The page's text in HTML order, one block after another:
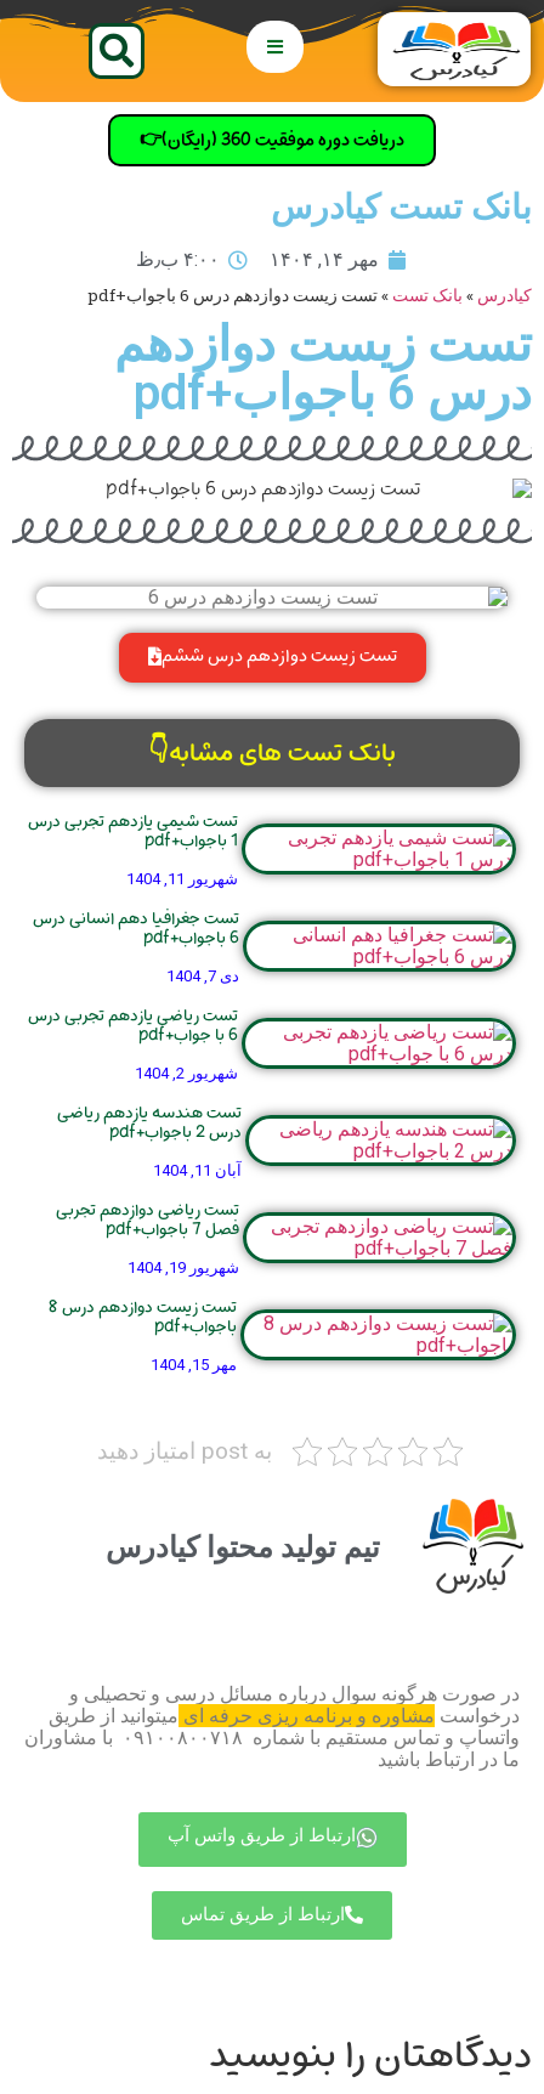
دریافت دوره موفقیت 360 (رایگان)👉
بانک تست کیادرس
مهر ۱۴, ۱۴۰۴ ۴:۰۰ ب٫ظ
کیادرس » بانک تست »تست زیست دوازدهم درس 6 باجواب+pdf
تست زیست دوازدهم
درس 6 باجواب+pdf
تست زیست دوازدهم درس ششم
بانک تست های مشابه👇
تست شیمی یازدهم تجربی درس
1 باجواب+pdf
شهریور 11, 1404
تست جغرافیا دهم انسانی درس
6 باجواب+pdf
دی 7, 1404
تست ریاضی یازدهم تجربی درس
6 با جواب+pdf
شهریور 2, 1404
تست هندسه یازدهم ریاضی
درس 2 باجواب+pdf
آبان 11, 1404
تست ریاضی دوازدهم تجربی
فصل 7 باجواب+pdf
شهریور 19, 1404
تست زیست دوازدهم درس 8
باجواب+pdf
مهر 15, 1404
به post امتیاز دهید
تیم تولید محتوا کیادرس
در صورت هرگونه سوال درباره مسائل درسی و تحصیلی و
درخواست مشاوره و برنامه ریزی حرفه ای میتوانید از طریق
واتساپ و تماس مستقیم با شماره ۰۹۱۰۰۸۰۰۷۱۸ با مشاوران
ما در ارتباط باشید
ارتباط از طریق واتس آپ
ارتباط از طریق تماس
دیدگاهتان را بنویسید